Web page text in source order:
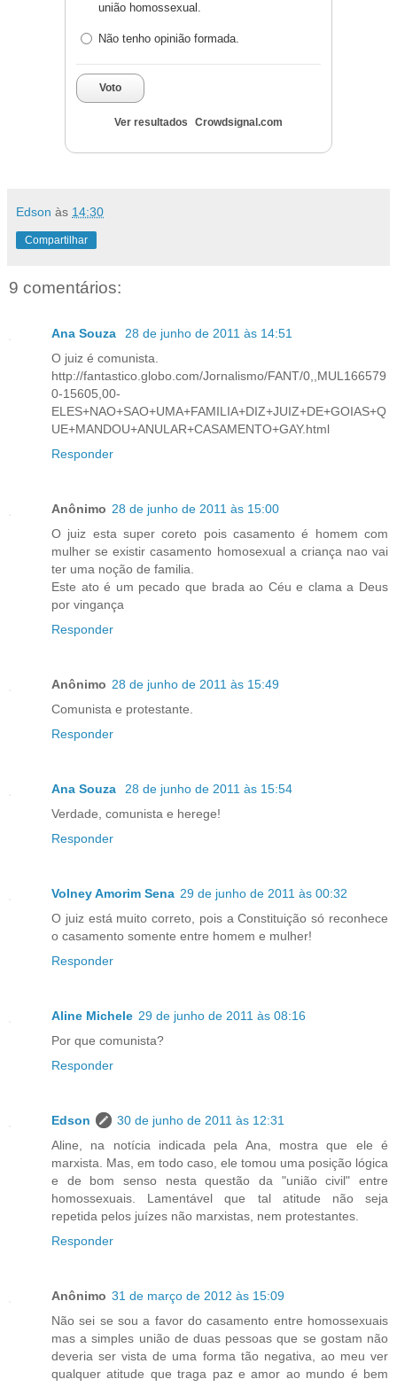
união homossexual.
Não tenho opinião formada.
Voto
Ver resultados Crowdsignal.com
Edson às 14:30
Compartilhar
9 comentários:
Ana Souza
28 de junho de 2011 às 14:51
O juiz é comunista.
http://fantastico.globo.com/Jornalismo/FANT/0,,MUL166579
0-15605,00-
ELES+NAO+SAO+UMA+FAMILIA+DIZ+JUIZ+DE+GOIAS+Q
UE+MANDOU+ANULAR+CASAMENTO+GAY.html
Responder
Anônimo 28 de junho de 2011 às 15:00
O juiz esta super coreto pois casamento é homem com
mulher se existir casamento homosexual a criança nao vai
ter uma noção de familia.
Este ato é um pecado que brada ao Céu e clama a Deus
por vingança
Responder
Anônimo 28 de junho de 2011 às 15:49
Comunista e protestante.
Responder
Ana Souza
28 de junho de 2011 às 15:54
Verdade, comunista e herege!
Responder
Volney Amorim Sena 29 de junho de 2011 às 00:32
O juiz está muito correto, pois a Constituição só reconhece
o casamento somente entre homem e mulher!
Responder
Aline Michele 29 de junho de 2011 às 08:16
Por que comunista?
Responder
Edson
30 de junho de 2011 às 12:31
Aline, na notícia indicada pela Ana, mostra que ele é
marxista. Mas, em todo caso, ele tomou uma posição lógica
e de bom senso nesta questão da "união civil" entre
homossexuais. Lamentável que tal atitude não seja
repetida pelos juízes não marxistas, nem protestantes.
Responder
Anônimo 31 de março de 2012 às 15:09
Não sei se sou a favor do casamento entre homossexuais
mas a simples união de duas pessoas que se gostam não
deveria ser vista de uma forma tão negativa, ao meu ver
qualquer atitude que traga paz e amor ao mundo é bem